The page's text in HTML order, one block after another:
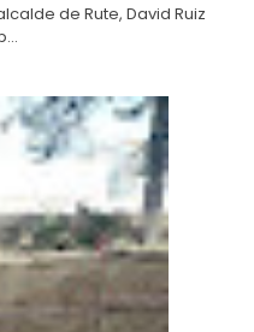
de Rute, David Ruiz